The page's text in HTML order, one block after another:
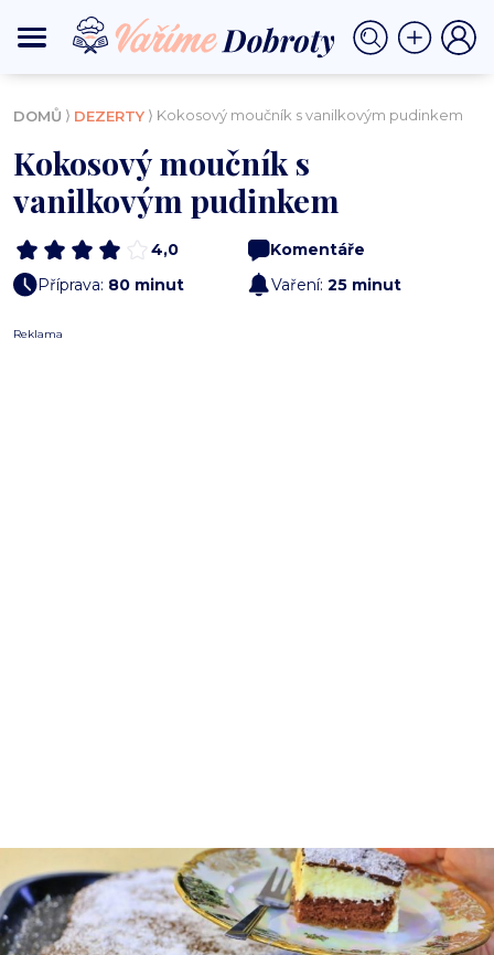
DOMŮ ⟩ DEZERTY ⟩ Kokosový moučník s vanilkovým pudinkem
Kokosový moučník s
vanilkovým pudinkem
4,0
Komentáře
Příprava: 80 minut Vaření: 25 minut
Reklama